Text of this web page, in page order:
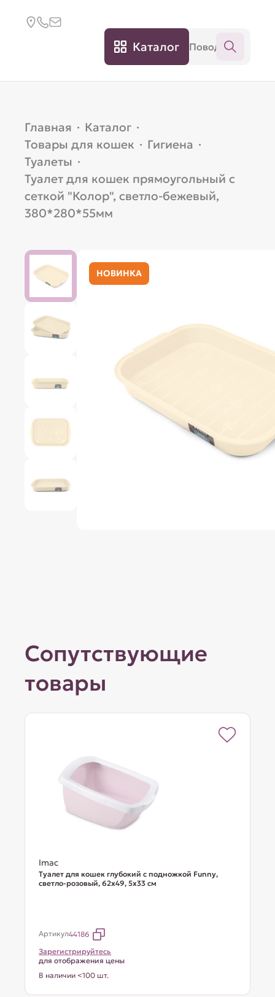
Каталог
Главная · Каталог ·
Товары для кошек · Гигиена ·
Туалеты ·
Туалет для кошек прямоугольный с
сеткой "Колор", светло-бежевый,
380*280*55мм
НОВИНКА
Сопутствующие
товары
Imac
Туалет для кошек глубокий с подножкой Funny,
светло-розовый, 62х49, 5х33 см
Артикул44186
Зарегистрируйтесь
для отображения цены
В наличии <100 шт.